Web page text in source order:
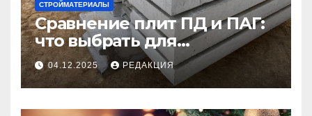
СТРОЙМАТЕРИАЛЫ
Сравнение плит ПД и ПАГ:
что выбрать для
долговечного и прочного
покрытия
04.12.2025 РЕДАКЦИЯ